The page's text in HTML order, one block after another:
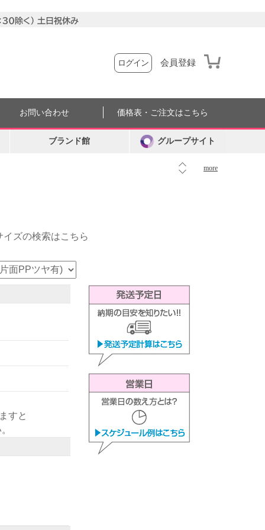
ログイン 会員登録
more
お問い合わせ 価格表・ご注文はこちら
ブランド館 グループサイト
ズの検索はこちら
すと